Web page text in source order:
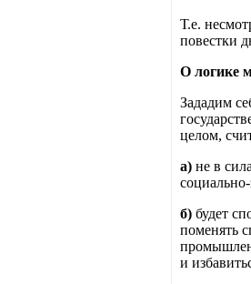
Т.е.
повестки
О логике
Зададим
целом,
а) не в
б) будет
поменять
и